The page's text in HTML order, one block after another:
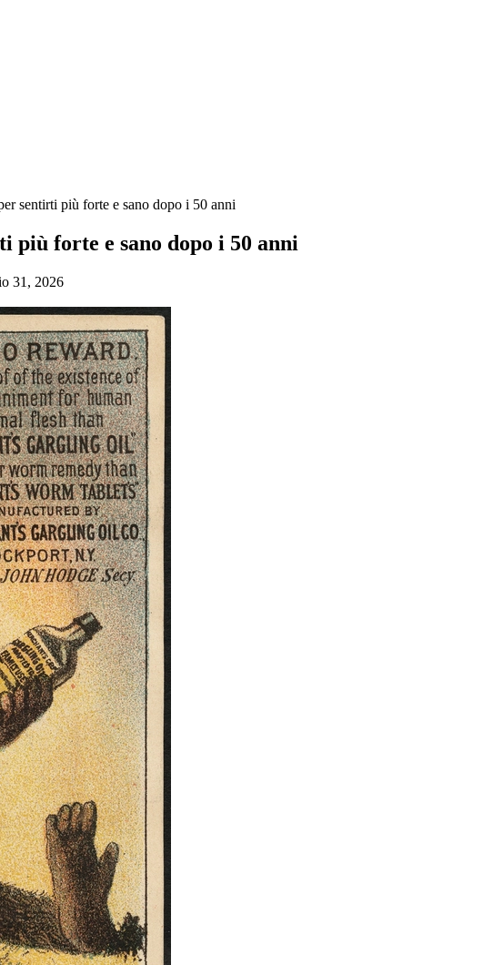
sentirti più forte e sano dopo i 50 anni
più forte e sano dopo i 50 anni
31, 2026